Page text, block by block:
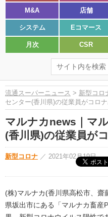
M&A 店舗
システム Eコマース
月次 CSR
流通スーパーニュース > 新型コロ
センター(香川県)の従業員がコロ
マルナカnews｜マ
(香川県)の従業員が
新型コロナ ／ 2021年02月19日
(株)マルナカ(香川県高松市、齋
県坂出市にある「マルナカ畜産